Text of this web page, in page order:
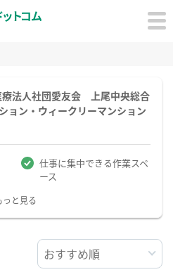
療法人社団愛友会 上尾中央総合
ョン・ウィークリーマンション
仕事に集中できる作業スペ
ース
っと見る